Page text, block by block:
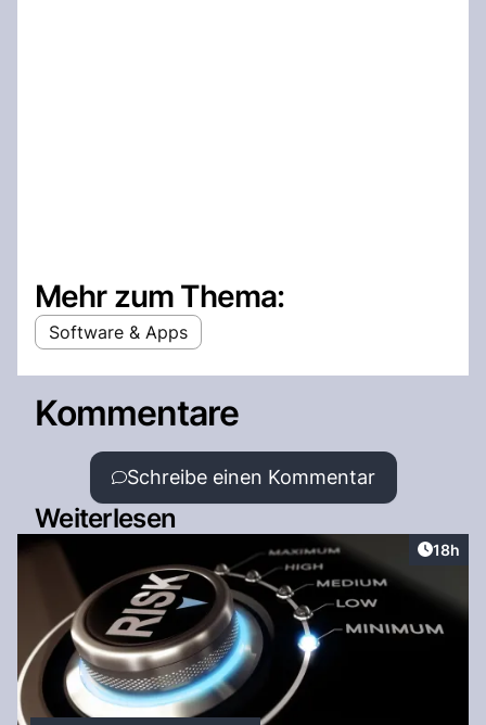
Mehr zum Thema:
Software & Apps
Kommentare
Schreibe einen Kommentar
Weiterlesen
Artikel
18h